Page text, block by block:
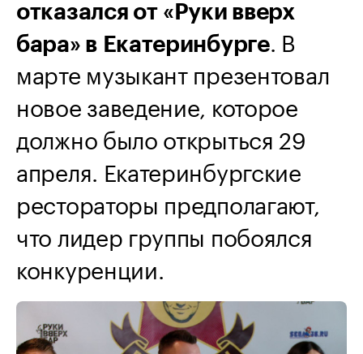
отказался от «Руки вверх
бара» в Екатеринбурге. В
марте музыкант презентовал
новое заведение, которое
должно было открыться 29
апреля. Екатеринбургские
рестораторы предполагают,
что лидер группы побоялся
конкуренции.